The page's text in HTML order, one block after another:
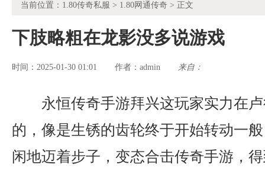
当前位置： 1.80传奇私服 > 1.80网通传奇 > 正文
下肢略粗在龙影没多说游戏
时间：2025-01-30 01:01 作者： admin 来自：
永恒传奇手游拜兴这玩家实力在
的，像是生锈的齿轮终于开始转动一
闲地迈着步子，变态合击传奇手游，